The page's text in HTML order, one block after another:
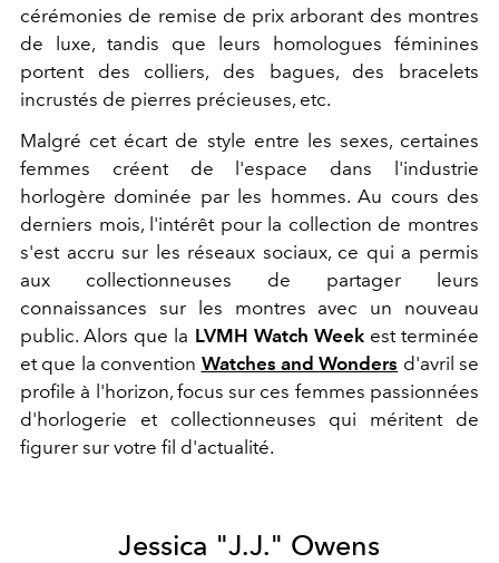
cérémonies de remise de prix arborant des montres
de luxe, tandis que leurs homologues féminines
portent des colliers, des bagues, des bracelets
incrustés de pierres précieuses, etc.
Malgré cet écart de style entre les sexes, certaines
femmes créent de l'espace dans l'industrie
horlogère dominée par les hommes. Au cours des
derniers mois, l'intérêt pour la collection de montres
s'est accru sur les réseaux sociaux, ce qui a permis
aux collectionneuses de partager leurs
connaissances sur les montres avec un nouveau
public. Alors que la LVMH Watch Weekest terminée
et que la convention Watches and Wonders d'avril se
profile à l'horizon, focus sur ces femmes passionnées
d'horlogerie et collectionneuses qui méritent de
figurer sur votre fil d'actualité.
Jessica "J.J." Owens